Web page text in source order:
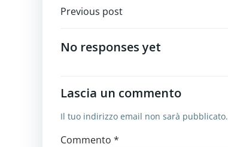
Navigazione
articoli
Previous post
No responses yet
Lascia un commento
Il tuo indirizzo email non sarà pubblicato.
Commento *